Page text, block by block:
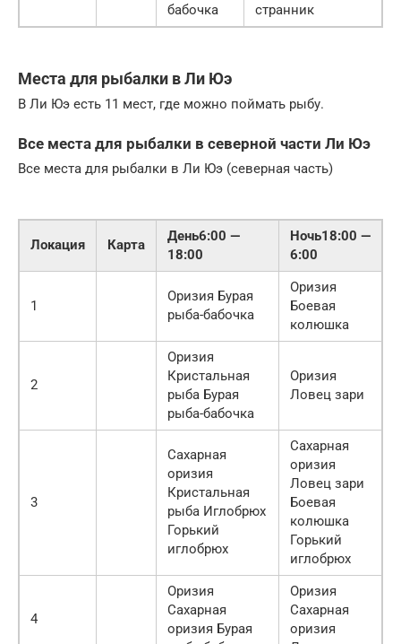
бабочка
странник
Места для рыбалки в Ли Юэ
В Ли Юэ есть 11 мест, где можно поймать рыбу.
Все места для рыбалки в северной части Ли Юэ
Все места для рыбалки в Ли Юэ (северная часть)
Локация Карта
День6:00 —
18:00
Ночь18:00 —
6:00
1
Оризия Бурая
рыба-бабочка
Оризия
Боевая
колюшка
2
Оризия
Кристальная
рыба Бурая
рыба-бабочка
Оризия
Ловец зари
3
Сахарная
оризия
Кристальная
рыба Иглобрюх
Горький
иглобрюх
Сахарная
оризия
Ловец зари
Боевая
колюшка
Горький
иглобрюх
4
Оризия
Сахарная
оризия Бурая
Оризия
Сахарная
оризия